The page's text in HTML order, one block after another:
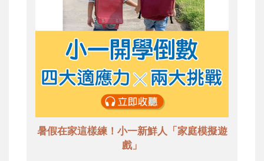
暑假在家這樣練！小一新鮮人「家庭模擬遊
戲」